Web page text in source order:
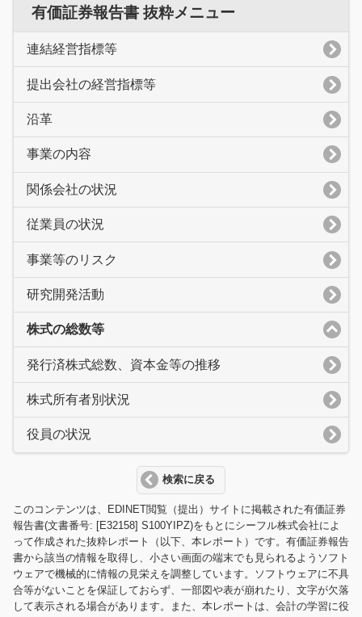
有価証券報告書 抜粋メニュー
連結経営指標等
提出会社の経営指標等
沿革
事業の内容
関係会社の状況
従業員の状況
事業等のリスク
研究開発活動
株式の総数等
発行済株式総数、資本金等の推移
株式所有者別状況
役員の状況
検索に戻る
このコンテンツは、EDINET閲覧（提出）サイトに掲載された有価証券
報告書(文書番号: [E32158] S100YIPZ)をもとにシーフル株式会社によ
って作成された抜粋レポート（以下、本レポート）です。有価証券報告
書から該当の情報を取得し、小さい画面の端末でも見られるようソフト
ウェアで機械的に情報の見栄えを調整しています。ソフトウェアに不具
合等がないことを保証しておらず、一部図や表が崩れたり、文字が欠落
して表示される場合があります。また、本レポートは、会計の学習に役